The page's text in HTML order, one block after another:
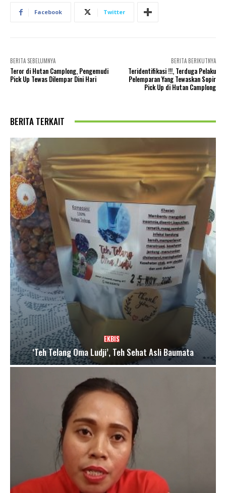
Facebook Twitter
BERITA SEBELUMNYA
Teror di Hutan Camplong, Pengemudi
Pick Up Tewas Dilempar Dini Hari
BERITA BERIKUTNYA
Teridentifikasi !!!, Terduga Pelaku
Pelemparan Yang Tewaskan Sopir
Pick Up di Hutan Camplong
BERITA TERKAIT
EKBIS
‘Teh Telang Oma Ludji’, Teh Sehat Asli Baumata